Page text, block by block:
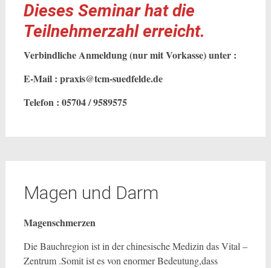
Dieses Seminar hat die
Teilnehmerzahl erreicht.
Verbindliche Anmeldung (nur mit Vorkasse) unter :
E-Mail : praxis@tcm-suedfelde.de
Telefon : 05704 / 9589575
Magen und Darm
Magenschmerzen
Die Bauchregion ist in der chinesische Medizin das Vital –
Zentrum .Somit ist es von enormer Bedeutung,dass